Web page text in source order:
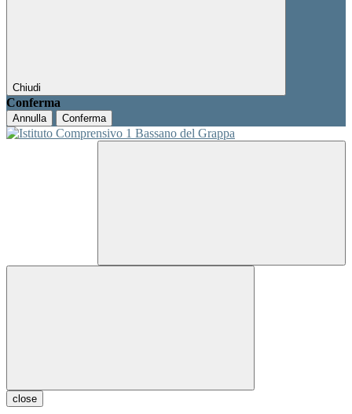
Chiudi
Conferma
Annulla Conferma
close